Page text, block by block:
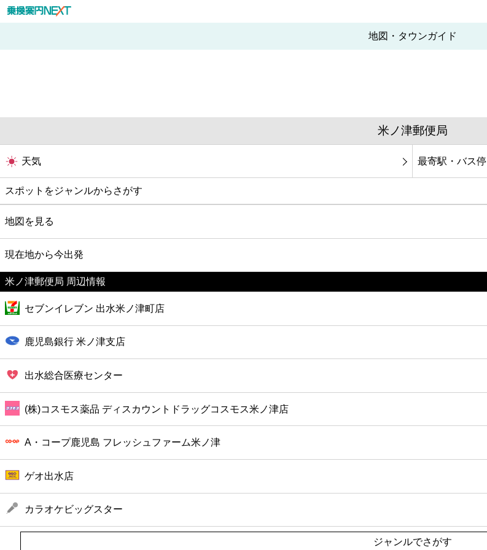
地図・タウンガイド
米ノ津郵便局
天気 最寄駅・バス停
スポットをジャンルからさがす
グルメ
映画
美容
地図を見る
現在地から今出発
米ノ津郵便局 周辺情報
セブンイレブン 出水米ノ津町店
鹿児島銀行 米ノ津支店
出水総合医療センター
(株)コスモス薬品 ディスカウントドラッグコスモス米ノ津店
A・コープ鹿児島 フレッシュファーム米ノ津
ゲオ出水店
カラオケビッグスター
ジャンルでさがす